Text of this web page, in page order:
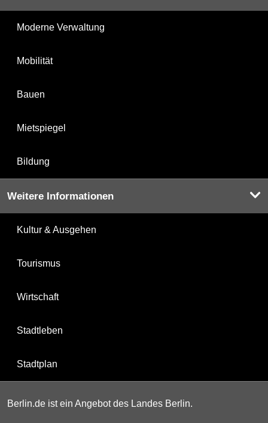
Moderne Verwaltung
Mobilität
Bauen
Mietspiegel
Bildung
Weitere Informationen
Kultur & Ausgehen
Tourismus
Wirtschaft
Stadtleben
Stadtplan
Berlin.de ist ein Angebot des Landes Berlin.